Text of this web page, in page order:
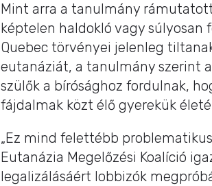
Mint arra a tanulmány
képtelen haldokló vagy súlyosan
Quebec törvényei jelenleg
eutanáziát, a tanulmány szerint
szülők a bírósághoz fordulnak,
fájdalmak közt élő gyerekük
„Ez mind felettébb
Eutanázia Megelőzési Koalíció
legalizálásáért lobbizók